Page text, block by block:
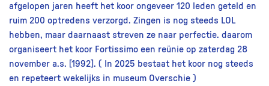
afgelopen jaren heeft het koor ongeveer 120 leden geteld en
ruim 200 optredens verzorgd. Zingen is nog steeds LOL
hebben, maar daarnaast streven ze naar perfectie. daarom
organiseert het koor Fortissimo een reünie op zaterdag 28
november a.s. [1992]. ( In 2025 bestaat het koor nog steeds
en repeteert wekelijks in museum Overschie )